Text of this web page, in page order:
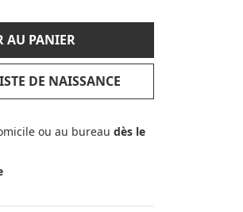
AU PANIER
DE NAISSANCE
ou au bureaudès le